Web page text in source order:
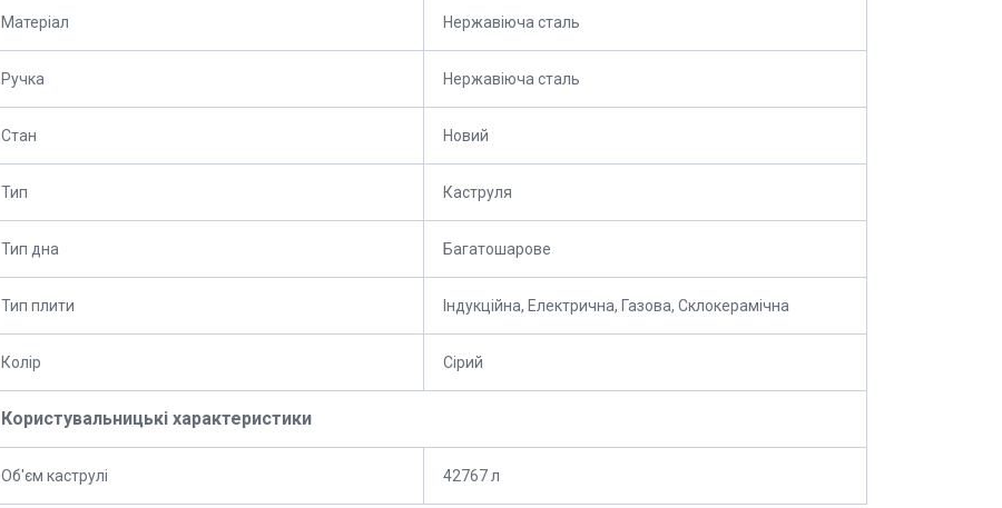
Матеріал Нержавіюча сталь
Ручка Нержавіюча сталь
Стан Новий
Тип Каструля
Тип дна Багатошарове
Тип плити Індукційна, Електрична, Газова, Склокерамічна
Колір Сірий
Користувальницькі характеристики
Об'єм каструлі 42767 л